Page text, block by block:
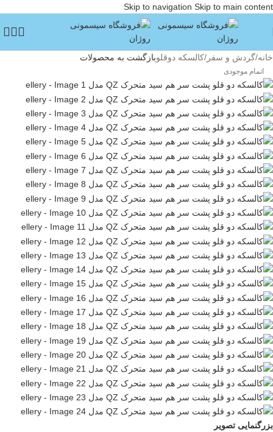
Skip to navigation Skip to main content
خانه/گردش و سفر /کالسکه دوقلوبازگشت به محصولات
اتمام موجودی
بزرگنمایی تصویر